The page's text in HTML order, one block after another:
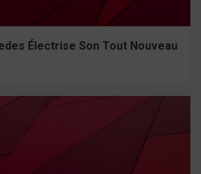
Électrise Son Tout Nouveau